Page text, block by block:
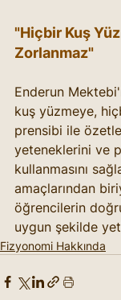
"Hiçbir Kuş
Zorlanmaz"
Enderun
kuş yüzmeye,
prensibi ile
yeteneklerini ve
kullanmasını
amaçlarından
öğrencilerin
uygun şekilde
Fizyonomi Hakkında